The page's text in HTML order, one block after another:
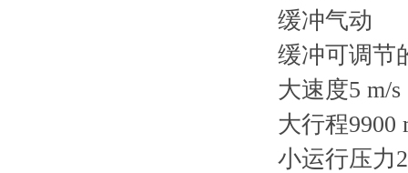
缓冲气动
缓冲可调节
大速度5 m/s
大行程9900
小运行压力